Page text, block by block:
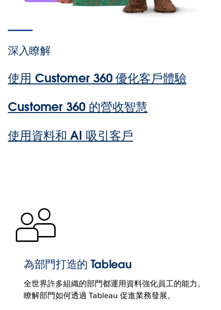
深入瞭解
使用 Customer 360 優化客戶體驗
Customer 360 的營收智慧
使用資料和 AI 吸引客戶
為部門打造的 Tableau
全世界許多組織的部門都運用資料強化員工的能力。
瞭解部門如何透過 Tableau 促進業務發展。